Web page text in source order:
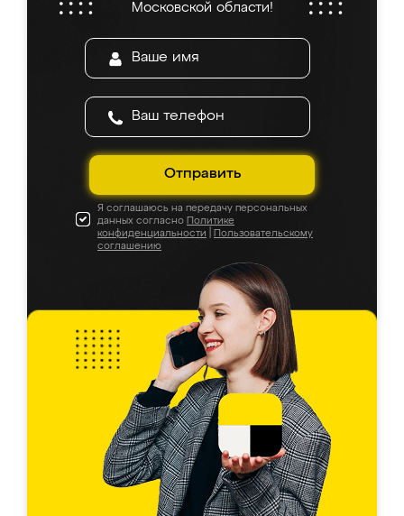
Московской области!
Отправить
Я соглашаюсь на передачу персональных
данных согласно Политике
конфиденциальности
Пользовательскому
соглашению